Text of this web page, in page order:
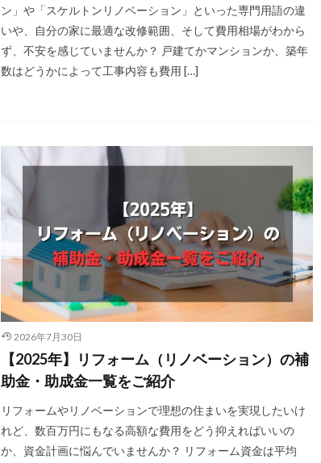
ン」や「スケルトンリノベーション」といった専門用語の違
いや、自分の家に最適な改修範囲、そして費用相場がわから
ず、不安を感じていませんか？ 戸建てかマンションか、築年
数はどうかによって工事内容も費用 […]
2026年7月30日
【2025年】リフォーム（リノベーション）の補
助金・助成金一覧をご紹介
リフォームやリノベーションで理想の住まいを実現したいけ
れど、数百万円にもなる高額な費用をどう抑えればいいの
か、資金計画に悩んでいませんか？ リフォーム資金は平均